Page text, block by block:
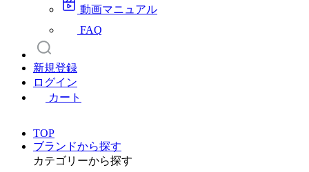
動画マニュアル
FAQ
新規登録
ログイン
カート
TOP
ブランドから探す
カテゴリーから探す